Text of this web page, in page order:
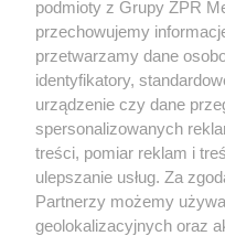
Przyszłość
kadrze. Kiedy
karierę?
podmioty z Grupy ZPR
przechowujemy
przetwarzamy dane
identyfikatory,
urządzenie czy dane
spersonalizowanych
treści, pomiar reklam i
ulepszanie usług. Za
Partnerzy możemy
geolokalizacyjnych oraz